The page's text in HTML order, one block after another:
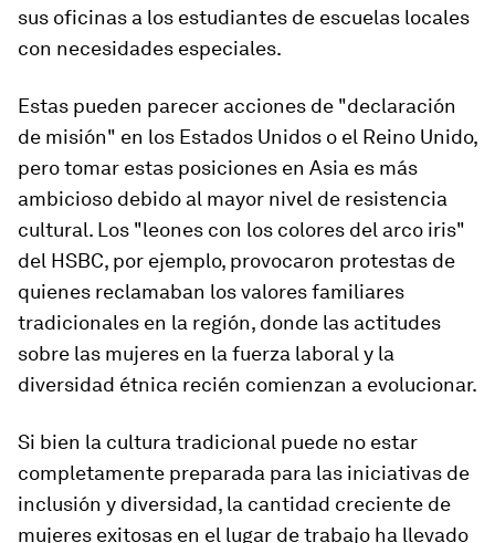
sus oficinas a los estudiantes de escuelas locales
con necesidades especiales.
Estas pueden parecer acciones de "declaración
de misión" en los Estados Unidos o el Reino Unido,
pero tomar estas posiciones en Asia es más
ambicioso debido al mayor nivel de resistencia
cultural. Los "leones con los colores del arco iris"
del HSBC, por ejemplo, provocaron protestas de
quienes reclamaban los valores familiares
tradicionales en la región, donde las actitudes
sobre las mujeres en la fuerza laboral y la
diversidad étnica recién comienzan a evolucionar.
Si bien la cultura tradicional puede no estar
completamente preparada para las iniciativas de
inclusión y diversidad, la cantidad creciente de
mujeres exitosas en el lugar de trabajo ha llevado